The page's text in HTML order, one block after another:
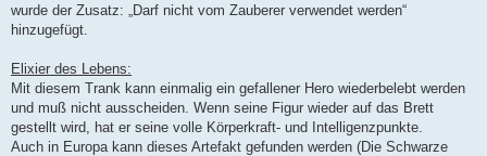
wurde der Zusatz: „Darf nicht vom Zauberer verwendet werden“
hinzugefügt.
Elixier des Lebens:
Mit diesem Trank kann einmalig ein gefallener Hero wiederbelebt werden
und muß nicht ausscheiden. Wenn seine Figur wieder auf das Brett
gestellt wird, hat er seine volle Körperkraft- und Intelligenzpunkte.
Auch in Europa kann dieses Artefakt gefunden werden (Die Schwarze